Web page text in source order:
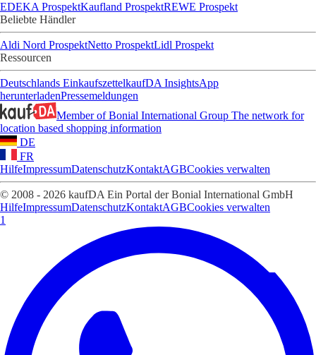
EDEKA ProspektKaufland ProspektREWE Prospekt
Beliebte Händler
Aldi Nord ProspektNetto ProspektLidl Prospekt
Ressourcen
Deutschlands EinkaufszettelkaufDA InsightsApp
herunterladenPressemeldungen
Member of Bonial International Group The network for
location based shopping information
DE
FR
HilfeImpressumDatenschutzKontaktAGBCookies verwalten
© 2008 - 2026 kaufDA Ein Portal der Bonial International GmbH
HilfeImpressumDatenschutzKontaktAGBCookies verwalten
1